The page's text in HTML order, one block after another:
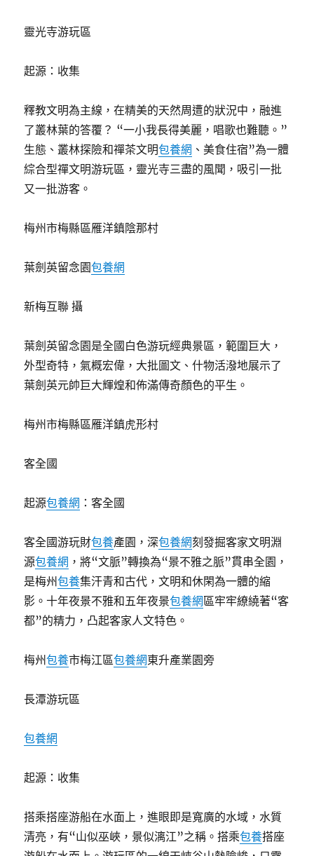
靈光寺游玩區
起源：收集
釋教文明為主線，在精美的天然周遭的狀況中，融進
了叢林葉的答覆？ “一小我長得美麗，唱歌也難聽。”
生態、叢林探險和禪茶文明包養網 、美食住宿”為一體
綜合型禪文明游玩區，靈光寺三盡的風聞，吸引一批
又一批游客。
梅州市梅縣區雁洋鎮陰那村
葉劍英留念園包養網
新梅互聯 攝
葉劍英留念園是全國白色游玩經典景區，範圍巨大，
外型奇特，氣概宏偉，大批圖文、什物活潑地展示了
葉劍英元帥巨大輝煌和佈滿傳奇顏色的平生。
梅州市梅縣區雁洋鎮虎形村
客全國
起源包養網 ：客全國
客全國游玩財包養產園，深包養網刻發掘客家文明淵
源包養網 ，將“文脈”轉換為“景不雅之脈”貫串全園，
是梅州包養集汗青和古代，文明和休閑為一體的縮
影。十年夜景不雅和五年夜景包養網區牢牢繚繞著“客
都”的精力，凸起客家人文特色。
梅州包養市梅江區包養網東升產業園旁
長潭游玩區
包養網
起源：收集
搭乘搭座游船在水面上，進眼即是寬廣的水域，水質
清亮，有“山似巫峽，景似漓江”之稱。搭乘包養搭座